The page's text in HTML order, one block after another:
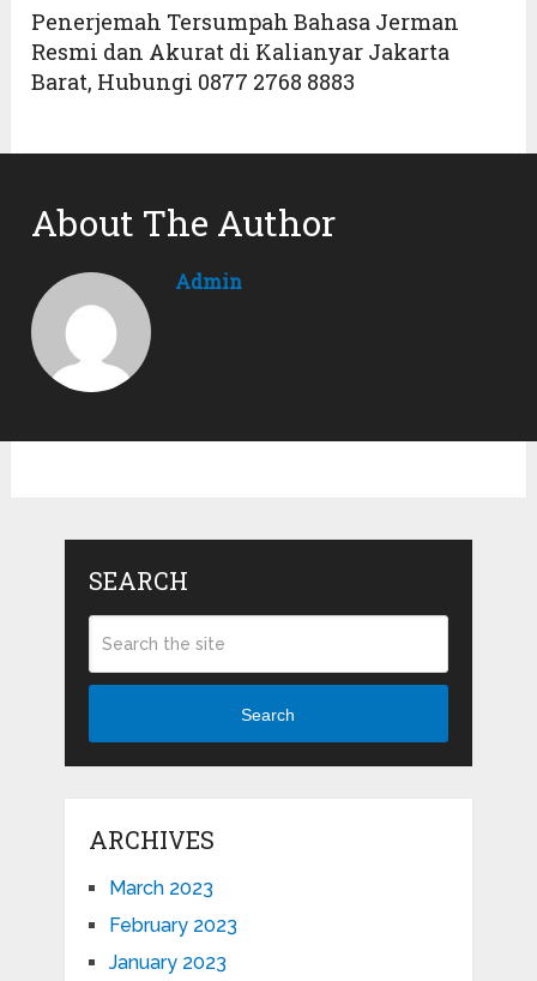
Penerjemah Tersumpah Bahasa Jerman
Resmi dan Akurat di Kalianyar Jakarta
Barat, Hubungi 0877 2768 8883
About The Author
Admin
SEARCH
Search
ARCHIVES
March 2023
February 2023
January 2023